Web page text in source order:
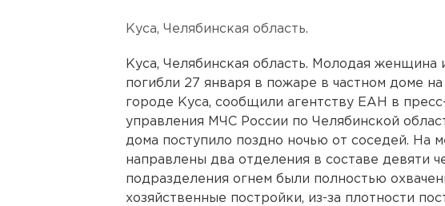
Куса, Челябинская область.
Куса, Челябинская область. Молодая женщина
погибли 27 января в пожаре в частном доме
городе Куса, сообщили агентству ЕАН в
управления МЧС России по Челябинской
дома поступило поздно ночью от соседей. На
направлены два отделения в составе девяти
подразделения огнем были полностью
хозяйственные постройки, из-за плотности